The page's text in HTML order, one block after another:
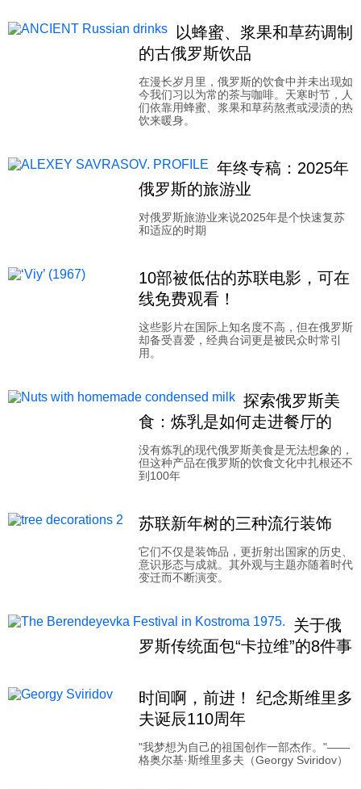
以蜂蜜、浆果和草药调制
的古俄罗斯饮品
在漫长岁月里，俄罗斯的饮食中并未出现如
今我们习以为常的茶与咖啡。天寒时节，人
们依靠用蜂蜜、浆果和草药熬煮或浸渍的热
饮来暖身。
年终专稿：2025年
俄罗斯的旅游业
对俄罗斯旅游业来说2025年是个快速复苏
和适应的时期
10部被低估的苏联电影，可在
线免费观看！
这些影片在国际上知名度不高，但在俄罗斯
却备受喜爱，经典台词更是被民众时常引
用。
探索俄罗斯美
食：炼乳是如何走进餐厅的
没有炼乳的现代俄罗斯美食是无法想象的，
但这种产品在俄罗斯的饮食文化中扎根还不
到100年
苏联新年树的三种流行装饰
它们不仅是装饰品，更折射出国家的历史、
意识形态与成就。其外观与主题亦随着时代
变迁而不断演变。
关于俄
罗斯传统面包“卡拉维”的8件事
时间啊，前进！ 纪念斯维里多
夫诞辰110周年
"我梦想为自己的祖国创作一部杰作。"——
格奥尔基·斯维里多夫（Georgy Sviridov）